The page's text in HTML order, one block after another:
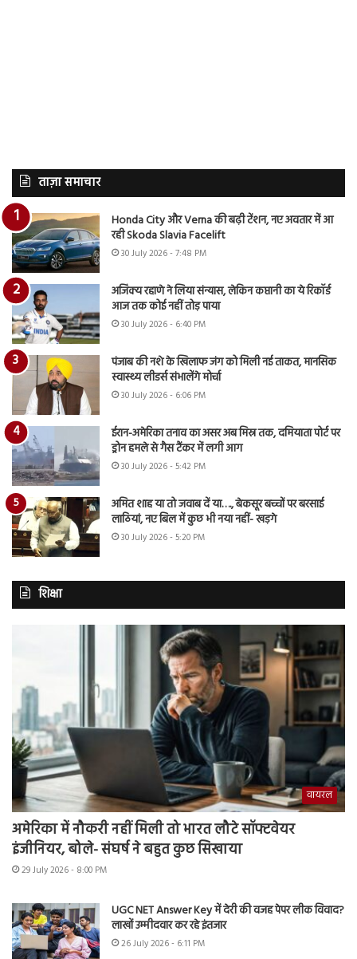
ताज़ा समाचार
Honda City और Verna की बढ़ी टेंशन, नए अवतार में आ
रही Skoda Slavia Facelift
30 July 2026 - 7:48 PM
अजिंक्य रहाणे ने लिया संन्यास, लेकिन कप्तानी का ये रिकॉर्ड
आज तक कोई नहीं तोड़ पाया
30 July 2026 - 6:40 PM
पंजाब की नशे के खिलाफ जंग को मिली नई ताकत, मानसिक
स्वास्थ्य लीडर्स संभालेंगे मोर्चा
30 July 2026 - 6:06 PM
ईरान-अमेरिका तनाव का असर अब मिस्र तक, दमियाता पोर्ट पर
ड्रोन हमले से गैस टैंकर में लगी आग
30 July 2026 - 5:42 PM
अमित शाह या तो जवाब दें या…., बेकसूर बच्चों पर बरसाई
लाठियां, नए बिल में कुछ भी नया नहीं- खड़गे
30 July 2026 - 5:20 PM
शिक्षा
वायरल
अमेरिका में नौकरी नहीं मिली तो भारत लौटे सॉफ्टवेयर
इंजीनियर, बोले- संघर्ष ने बहुत कुछ सिखाया
29 July 2026 - 8:00 PM
UGC NET Answer Key में देरी की वजह पेपर लीक विवाद?
लाखों उम्मीदवार कर रहे इंतजार
26 July 2026 - 6:11 PM